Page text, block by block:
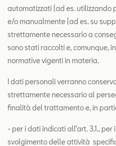
automatizzati (ad es. utilizzando
e/o manualmente (ad es. su
strettamente necessario a
sono stati raccolti e, comunque,
normative vigenti in materia.
I dati personali verranno
strettamente necessario al
finalità del trattamento e, in
- per i dati indicati all’art. 3.1.,
svolgimento delle attività